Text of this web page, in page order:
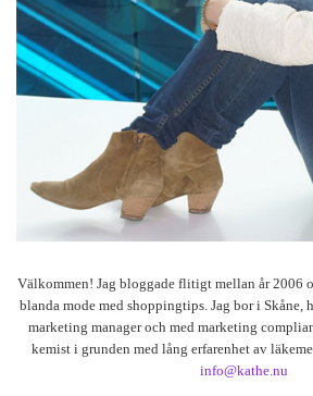
Välkommen! Jag bloggade flitigt mellan år 2006
blanda mode med shoppingtips. Jag bor i Skåne,
marketing manager och med marketing
kemist i grunden med lång erfarenhet av
info@kathe.nu